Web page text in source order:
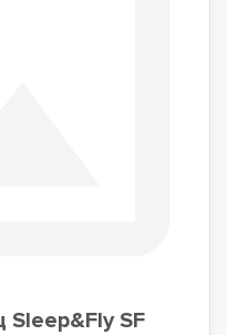
Sleep&Fly SF